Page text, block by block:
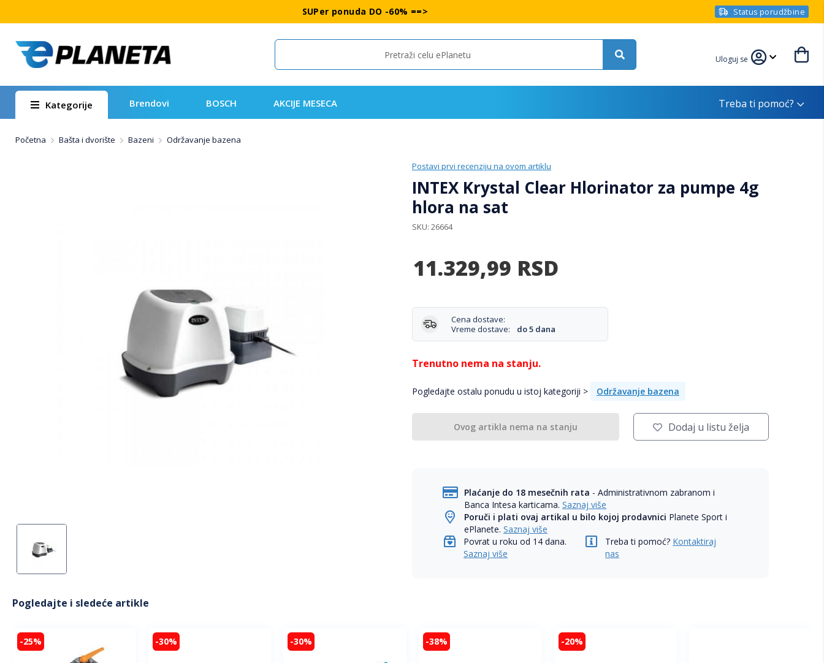
SUPer ponuda DO -60% ==> Status porudžbine
Search Uloguj se
Kategorije Brendovi BOSCH AKCIJE MESECA Treba ti pomoć?
Početna Bašta i dvorište Bazeni Održavanje bazena
Postavi prvi recenziju na ovom artiklu
INTEX Krystal Clear Hlorinator za pumpe 4g
hlora na sat
SKU 26664
11.329,99 RSD
Cena dostave:
Vreme dostave:
do 5 dana
Trenutno nema na stanju.
Pogledajte ostalu ponudu u istoj kategoriji > Održavanje bazena
Ovog artikla nema na stanju Dodaj u listu želja
Plaćanje do 18 mesečnih rata - Administrativnom zabranom i
Banca Intesa karticama.Saznaj više
Poruči i plati ovaj artikal u bilo kojoj prodavnici Planete Sport i
ePlanete.Saznaj više
Povrat u roku od 14 dana.
Saznaj više
Treba ti pomoć? Kontaktiraj
nas
Pogledajte i sledeće artikle
-25% -30% -30% -38% -20%